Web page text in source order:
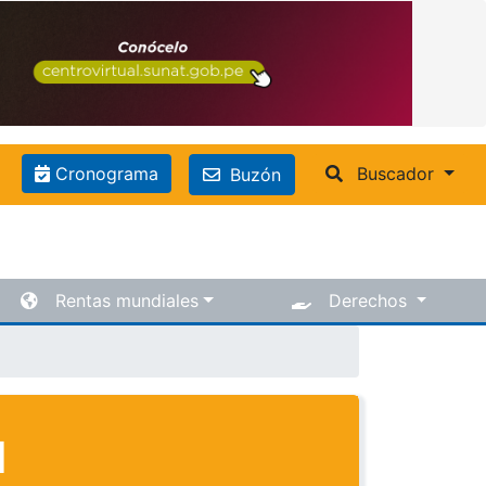
Cronograma Buzón Buscador
Rentas mundiales Derechos